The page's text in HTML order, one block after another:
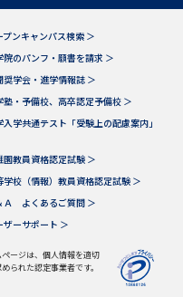
プンキャンパス検索 ＞
院のパンフ・願書を請求 ＞
奨学会・進学情報誌 ＞
塾・予備校、高卒認定予備校 ＞
入学共通テスト「受験上の配慮案内」
園教員資格認定試験 ＞
学校（情報）教員資格認定試験 ＞
Ａ よくあるご質問 ＞
ザーサポート ＞
ージは、個人情報を適切
られた認定事業者です。